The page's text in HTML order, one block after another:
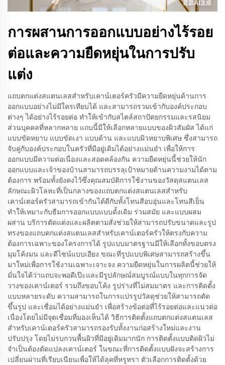
การผสานการออกแบบอย่างไร้รอย
ต่อและความยืดหยุ่นในการปรับ
แต่ง
แถบตกแต่งสแตนเลสสำหรับเคาน์เตอร์ครัวมีความยืดหยุ่นด้านการ
ออกแบบอย่างไม่มีใครเทียบได้ และสามารถรวมเข้ากับองค์ประกอบ
ต่างๆ ได้อย่างไร้รอยต่อ ทำให้เข้ากับสไตล์สถาปัตยกรรมและรสนิยม
ส่วนบุคคลที่หลากหลาย แถบนี้มีให้เลือกหลายแบบของผิวสัมผัส ได้แก่
แบบขัดหยาบ แบบขัดเงา แบบด้าน และแบบผิวหยาบพิเศษ ซึ่งสามารถ
จับคู่กับองค์ประกอบในครัวที่มีอยู่เดิมได้อย่างแม่นยำ เพื่อให้การ
ออกแบบมีความต่อเนื่องและสอดคล้องกัน ความยืดหยุ่นนี้ช่วยให้นัก
ออกแบบและเจ้าของบ้านสามารถบรรลุเป้าหมายด้านความงามได้ตาม
ต้องการ พร้อมทั้งยังคงไว้ซึ่งคุณสมบัติการใช้งานของวัสดุสแตนเลส
ลักษณะผิวโลหะที่เป็นกลางของแถบตกแต่งสแตนเลสสำหรับ
เคาน์เตอร์ครัวสามารถเข้ากันได้ดีกับทั้งโทนสีอบอุ่นและโทนสีเย็น
ทำให้เหมาะกับธีมการออกแบบแบบดั้งเดิม ร่วมสมัย และแบบผสม
ผสาน บริการตัดแต่งและผลิตตามสั่งช่วยให้สามารถปรับขนาดและรูป
ทรงของแถบตกแต่งสแตนเลสสำหรับเคาน์เตอร์ครัวให้ตรงกับความ
ต้องการเฉพาะของโครงการได้ รูปแบบมาตรฐานมีให้เลือกทั้งขอบตรง
มุมโค้งมน และดีไซน์แบบเอียง ขณะที่รูปแบบพิเศษสามารถสร้างขึ้น
มาใหม่เพื่อการใช้งานเฉพาะเจาะจง ความยืดหยุ่นในการผลิตนี้ช่วยให้
มั่นใจได้ว่าแถบจะพอดีเป๊ะและมีรูปลักษณ์สมบูรณ์แบบในทุกการจัด
วางของเคาน์เตอร์ รวมถึงขอบโค้ง รูปร่างที่ไม่สมมาตร และการติดตั้ง
แบบหลายระดับ ความสามารถในการแปรรูปวัสดุช่วยให้สามารถตัด
ขึ้นรูป และเชื่อมได้อย่างแม่นยำ เพื่อสร้างข้อต่อที่ไร้รอยต่อและแนวต่อ
เนื่องโดยไม่มีจุดเชื่อมที่มองเห็นได้ วิธีการติดตั้งแถบตกแต่งสแตนเลส
สำหรับเคาน์เตอร์ครัวสามารถรองรับทั้งงานก่อสร้างใหม่และงาน
ปรับปรุง โดยไม่รบกวนพื้นผิวที่มีอยู่เดิมมากนัก การติดตั้งแบบติดผิวไม่
จำเป็นต้องดัดแปลงเคาน์เตอร์ ในขณะที่การติดตั้งแบบฝังจะสร้างการ
เปลี่ยนผ่านที่เรียบเนียนเพื่อให้ได้ลุคที่หรูหรา ตัวเลือกการติดตั้งด้วย